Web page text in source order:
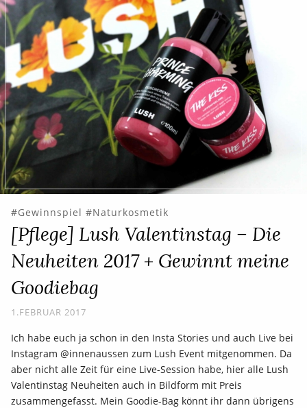
Gewinnspiel Naturkosmetik
[Pflege] Lush Valentinstag – Die
Neuheiten 2017 + Gewinnt meine
Goodiebag
1.FEBRUAR 2017
Ich habe euch ja schon in den Insta Stories und auch Live bei
Instagram @innenaussen zum Lush Event mitgenommen. Da
aber nicht alle Zeit für eine Live-Session habe, hier alle Lush
Valentinstag Neuheiten auch in Bildform mit Preis
zusammengefasst. Mein Goodie-Bag könnt ihr dann übrigens